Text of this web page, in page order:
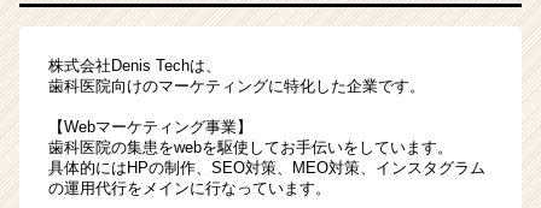
長
ま
せ
か？
ベ
株式会社Denis Techは、
歯科医院向けのマーケティングに特化した企業です。
【Webマーケティング事業】
歯科医院の集患をwebを駆使してお手伝いをしています。
具体的にはHPの制作、SEO対策、MEO対策、インスタグラム
の運用代行をメインに行なっています。